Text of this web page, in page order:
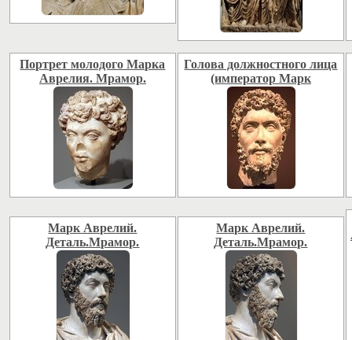
Портрет молодого Марка
Аврелия. Мрамор.
Голова должностного лица
(император Марк
Марк Аврелий.
Деталь.Мрамор.
Марк Аврелий.
Деталь.Мрамор.